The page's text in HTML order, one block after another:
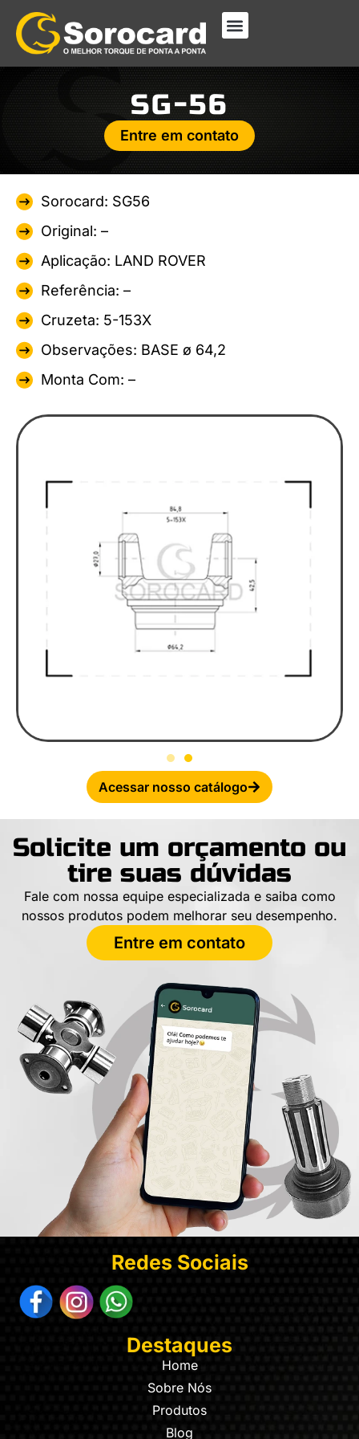
SG-56
Entre em contato
Sorocard: SG56
Original: –
Aplicação: LAND ROVER
Referência: –
Cruzeta: 5-153X
Observações: BASE ø 64,2
Monta Com: –
Acessar nosso catálogo
Solicite um orçamento ou
tire suas dúvidas
Fale com nossa equipe especializada e saiba como
nossos produtos podem melhorar seu desempenho.
Entre em contato
Redes Sociais
Destaques
Home
Sobre Nós
Produtos
Blog